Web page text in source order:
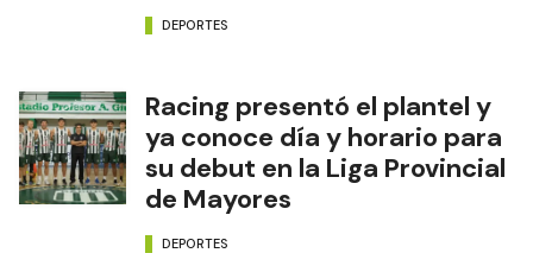
DEPORTES
Racing presentó el plantel y
ya conoce día y horario para
su debut en la Liga Provincial
de Mayores
DEPORTES